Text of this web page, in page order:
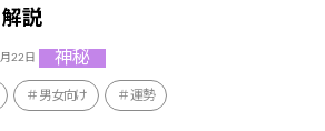
説
22日 神秘
男女向け 運勢